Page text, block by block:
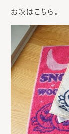
お次はこちら。